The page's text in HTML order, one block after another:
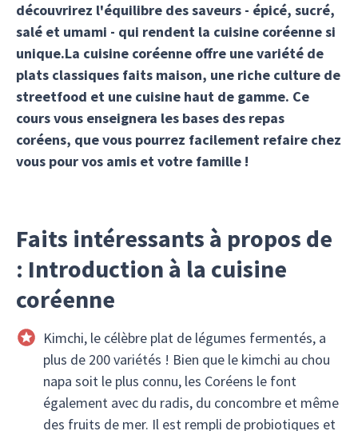
découvrirez l'équilibre des saveurs - épicé, sucré,
salé et umami - qui rendent la cuisine coréenne si
unique.La cuisine coréenne offre une variété de
plats classiques faits maison, une riche culture de
streetfood et une cuisine haut de gamme. Ce
cours vous enseignera les bases des repas
coréens, que vous pourrez facilement refaire chez
vous pour vos amis et votre famille !
Faits intéressants à propos de
: Introduction à la cuisine
coréenne
Kimchi, le célèbre plat de légumes fermentés, a
plus de 200 variétés ! Bien que le kimchi au chou
napa soit le plus connu, les Coréens le font
également avec du radis, du concombre et même
des fruits de mer. Il est rempli de probiotiques et